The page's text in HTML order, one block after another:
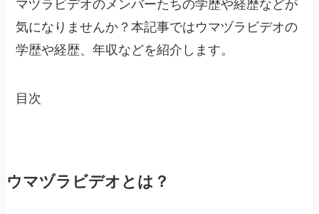
マヅラビデオのメンバーたちの学歴や経歴などが
気になりませんか？本記事ではウマヅラビデオの
学歴や経歴、年収などを紹介します。
目次
ウマヅラビデオとは？